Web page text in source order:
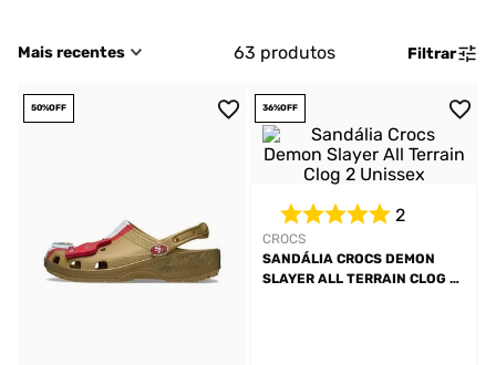
Mais recentes 63 produtos Filtrar
50%OFF 36%OFF
CROCS
2
SANDÁLIA CROCS DEMON
SLAYER ALL TERRAIN CLOG 2